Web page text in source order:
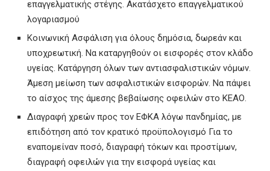
επαγγελματικής στέγης. Ακατάσχετο επαγγελματικού
λογαριασμού
Κοινωνική Ασφάλιση για όλους δημόσια, δωρεάν και
υποχρεωτική. Να καταργηθούν οι εισφορές στον κλάδο
υγείας. Κατάργηση όλων των αντιασφαλιστικών νόμων.
Άμεση μείωση των ασφαλιστικών εισφορών. Να πάψει
το αίσχος της άμεσης βεβαίωσης οφειλών στο ΚΕΑΟ.
Διαγραφή χρεών προς τον ΕΦΚΑ λόγω πανδημίας, με
επιδότηση από τον κρατικό προϋπολογισμό Για το
εναπομείναν ποσό, διαγραφή τόκων και προστίμων,
διαγραφή οφειλών για την εισφορά υγείας και